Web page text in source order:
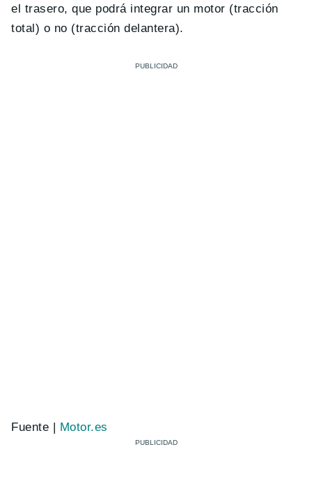
el trasero, que podrá integrar un motor (tracción
total) o no (tracción delantera).
Fuente | Motor.es